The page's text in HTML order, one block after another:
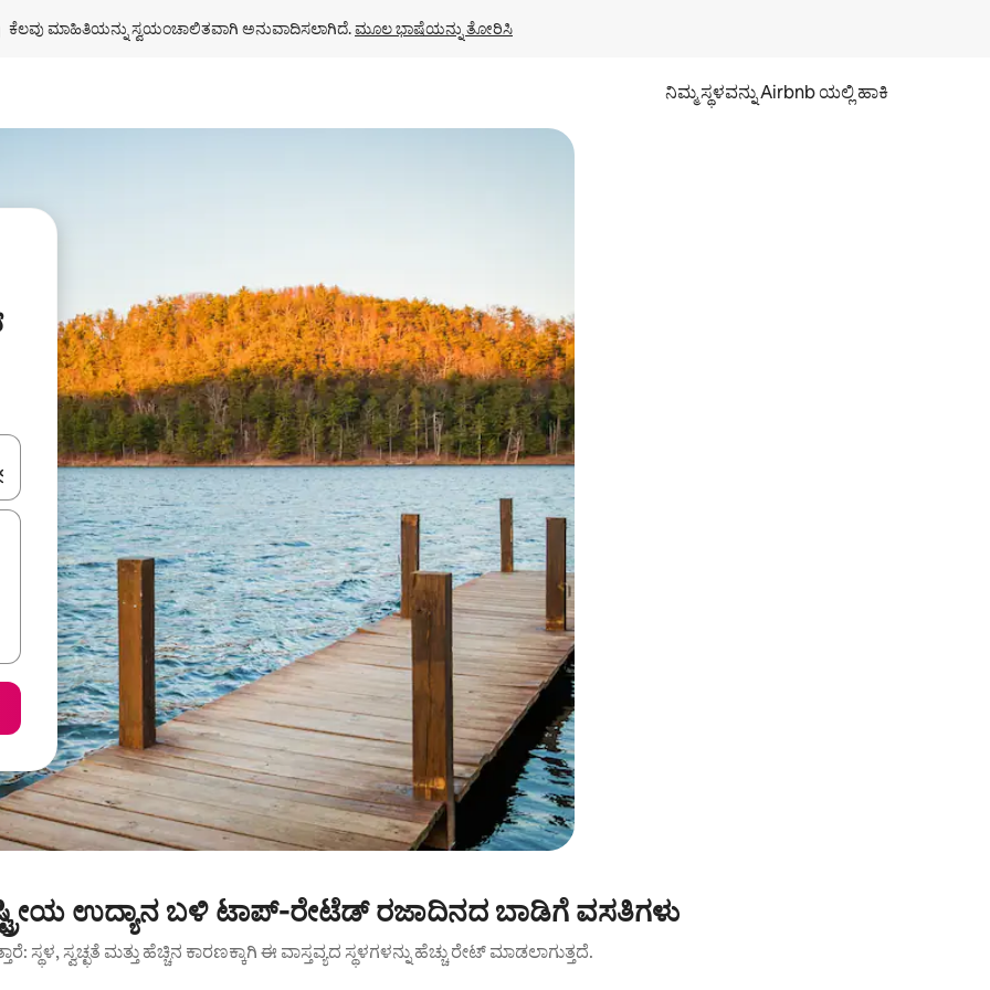
ಕೆಲವು ಮಾಹಿತಿಯನ್ನು ಸ್ವಯಂಚಾಲಿತವಾಗಿ ಅನುವಾದಿಸಲಾಗಿದೆ. ಮೂಲ ಭಾಷೆಯನ್ನು ತೋರಿಸಿ
ನಿಮ್ಮ ಸ್ಥಳವನ್ನು Airbnb ಯಲ್ಲಿ ಹಾಕಿ
ನ್ಯಾವಿಗೇಟ್ ಮಾಡಿ ಅಥವಾ ಸ್ಪರ್ಶ ಅಥವಾ ಸ್ವೈಪ್ ಗೆಸ್ಚರ್‌ಗಳ ಮೂಲಕ ಅನ್ವೇಷಿಸಿ.
ಉದ್ಯಾನ ಬಳಿ ಟಾಪ್-ರೇಟೆಡ್ ರಜಾದಿನದ ಬಾಡಿಗೆ ವಸತಿಗಳು
ಸ್ಥಳ, ಸ್ವಚ್ಛತೆ ಮತ್ತು ಹೆಚ್ಚಿನ ಕಾರಣಕ್ಕಾಗಿ ಈ ವಾಸ್ತವ್ಯದ ಸ್ಥಳಗಳನ್ನು ಹೆಚ್ಚು ರೇಟ್ ಮಾಡಲಾಗುತ್ತದೆ.